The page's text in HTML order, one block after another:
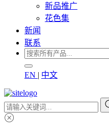
新品推广
花色集
新闻
联系
EN | 中文